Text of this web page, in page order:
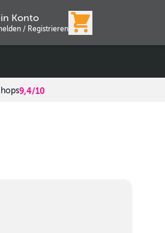
Konto
/ Registrieren
9,4/10